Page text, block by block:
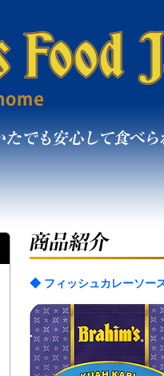
◆ フィッシュカレーソー